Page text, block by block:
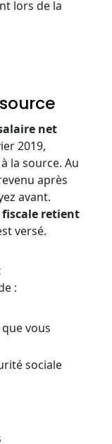
lors de la
net
2019,
la source. Au
après
avant.
retient
versé.
:
vous
sociale